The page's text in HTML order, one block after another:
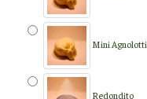
Mini Agnolotti
Redondito